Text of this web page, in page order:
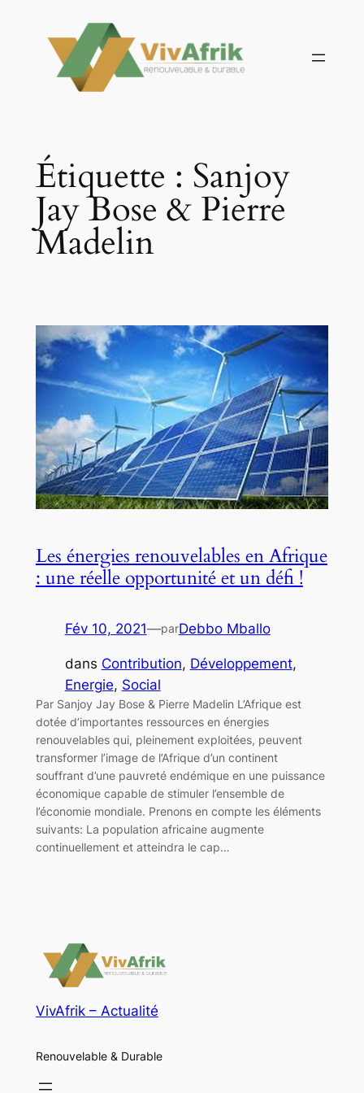
contenu
Étiquette : Sanjoy
Jay Bose & Pierre
Madelin
Les énergies renouvelables en Afrique
: une réelle opportunité et un défi !
Fév 10, 2021—parDebbo Mballo
dans Contribution, Développement
Energie, Social
Par Sanjoy Jay Bose & Pierre Madelin L’Afrique est
dotée d’importantes ressources en énergies
renouvelables qui, pleinement exploitées, peuvent
transformer l’image de l’Afrique d’un continent
souffrant d’une pauvreté endémique en une puissance
économique capable de stimuler l’ensemble de
l’économie mondiale. Prenons en compte les éléments
suivants: La population africaine augmente
continuellement et atteindra le cap…
VivAfrik – Actualité
Renouvelable & Durable